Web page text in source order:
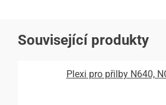
Související produkty
Plexi pro přilby N640,